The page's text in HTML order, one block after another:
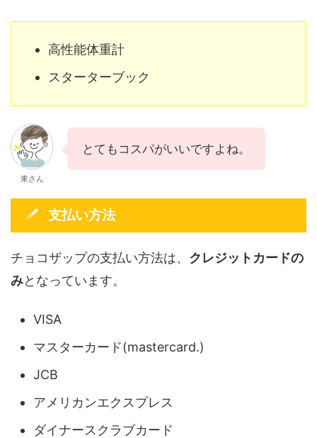
高性能体重計
スターターブック
東さん
とてもコスパがいいですよね。
支払い方法
チョコザップの支払い方法は、 クレジットカードの
みとなっています。
VISA
マスターカード(mastercard.)
JCB
アメリカンエクスプレス
ダイナースクラブカード